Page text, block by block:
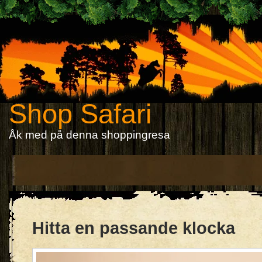
Shop Safari
Åk med på denna shoppingresa
Hitta en passande klocka